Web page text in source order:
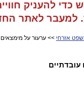
כדי להעניק
למעבר לאתר
אזרחי >> ערעור על מימצאים